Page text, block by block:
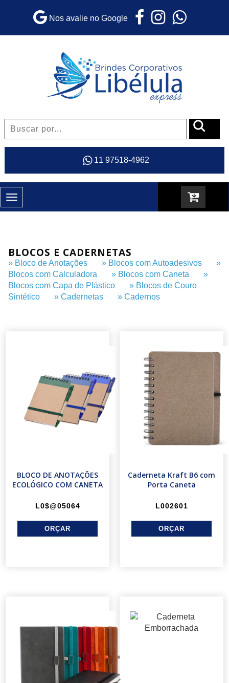
Nos avalie no Google
11 97518-4962
Toggle
navigation
BLOCOS E CADERNETAS
» Bloco de Anotações » Blocos com Autoadesivos »
Blocos com Calculadora » Blocos com Caneta »
Blocos com Capa de Plástico » Blocos de Couro
Sintético » Cadernetas » Cadernos
BLOCO DE ANOTAÇÕES
ECOLÓGICO COM CANETA
L0$@05064
Caderneta Kraft B6 com
Porta Caneta
L002601